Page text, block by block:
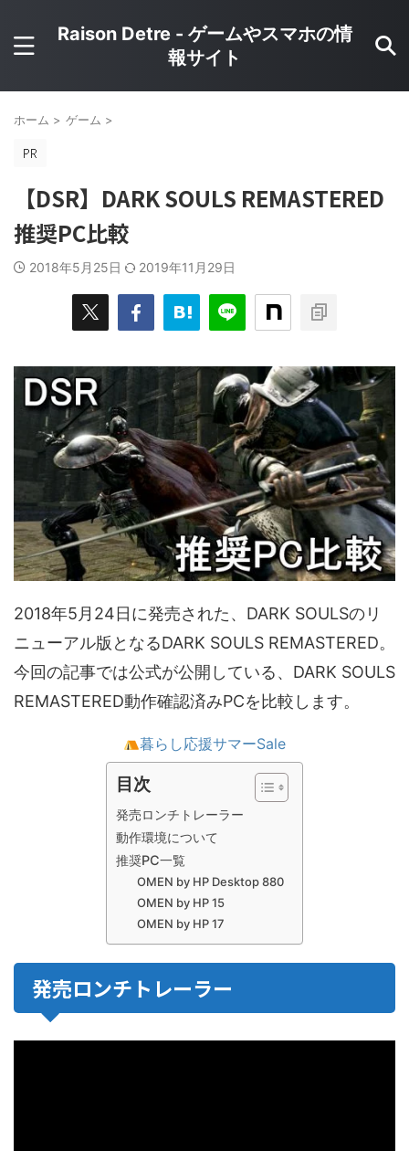
Raison Detre - ゲームやスマホの情
報サイト
ホーム > ゲーム >
【DSR】DARK SOULS REMASTERED
推奨PC比較
2018年5月25日 2019年11月29日
2018年5月24日に発売された、DARK SOULSのリ
ニューアル版となるDARK SOULS REMASTERED。
今回の記事では公式が公開している、DARK SOULS
REMASTERED動作確認済みPCを比較します。
暮らし応援サマーSale
目次
発売ロンチトレーラー
動作環境について
推奨PC一覧
OMEN by HP Desktop 880
OMEN by HP 15
OMEN by HP 17
発売ロンチトレーラー